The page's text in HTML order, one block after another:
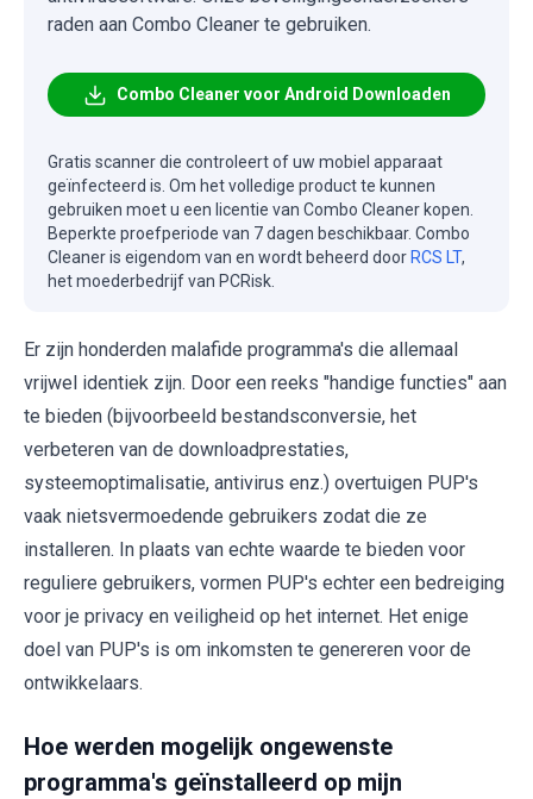
raden aan Combo Cleaner te gebruiken.
Combo Cleaner voor Android Downloaden
Gratis scanner die controleert of uw mobiel apparaat
geïnfecteerd is. Om het volledige product te kunnen
gebruiken moet u een licentie van Combo Cleaner kopen.
Beperkte proefperiode van 7 dagen beschikbaar. Combo
Cleaner is eigendom van en wordt beheerd door RCS LT,
het moederbedrijf van PCRisk.
Er zijn honderden malafide programma's die allemaal
vrijwel identiek zijn. Door een reeks "handige functies" aan
te bieden (bijvoorbeeld bestandsconversie, het
verbeteren van de downloadprestaties,
systeemoptimalisatie, antivirus enz.) overtuigen PUP's
vaak nietsvermoedende gebruikers zodat die ze
installeren. In plaats van echte waarde te bieden voor
reguliere gebruikers, vormen PUP's echter een bedreiging
voor je privacy en veiligheid op het internet. Het enige
doel van PUP's is om inkomsten te genereren voor de
ontwikkelaars.
Hoe werden mogelijk ongewenste
programma's geïnstalleerd op mijn